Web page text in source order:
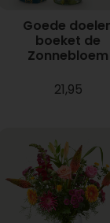
Goede
boeket de
Zonnebloem
21,95